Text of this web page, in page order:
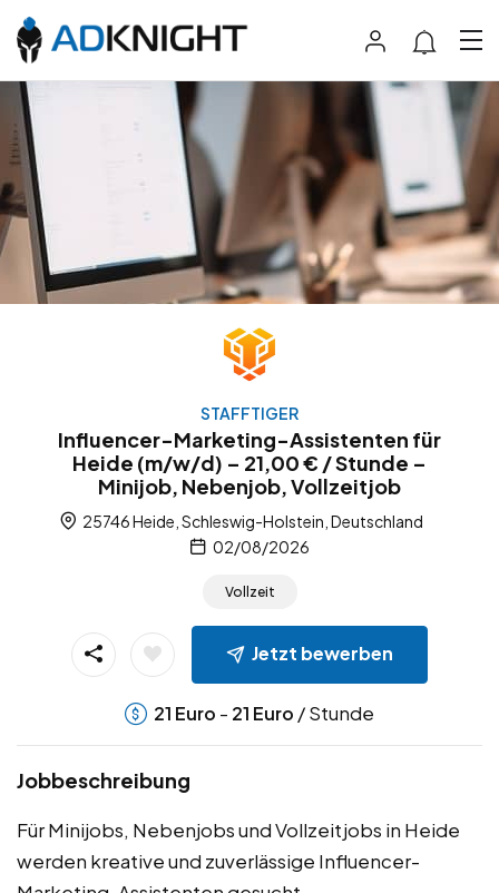
STAFFTIGER
Influencer-Marketing-Assistenten für
Heide (m/w/d) – 21,00 € / Stunde –
Minijob, Nebenjob, Vollzeitjob
25746 Heide, Schleswig-Holstein, Deutschland
02/08/2026
Vollzeit
Jetzt bewerben
21 Euro - 21 Euro / Stunde
Jobbeschreibung
Für Minijobs, Nebenjobs und Vollzeitjobs in Heide
werden kreative und zuverlässige Influencer-